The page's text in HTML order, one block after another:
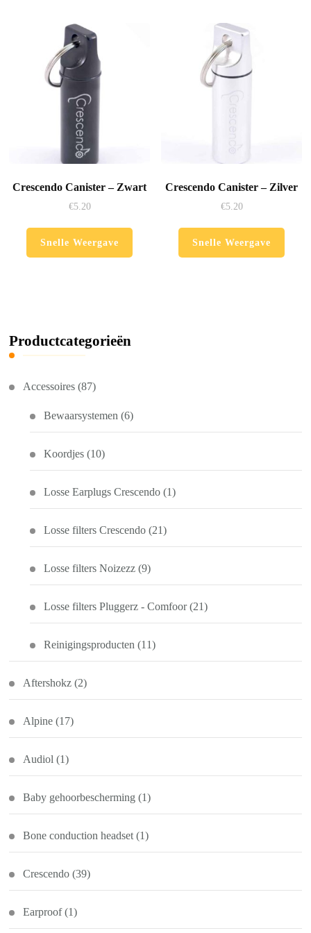
Crescendo Canister – Zwart
€5.20
Snelle Weergave
Crescendo Canister – Zilver
€5.20
Snelle Weergave
Productcategorieën
Accessoires (87)
Bewaarsystemen (6)
Koordjes (10)
Losse Earplugs Crescendo (1)
Losse filters Crescendo (21)
Losse filters Noizezz (9)
Losse filters Pluggerz - Comfoor (21)
Reinigingsproducten (11)
Aftershokz (2)
Alpine (17)
Audiol (1)
Baby gehoorbescherming (1)
Bone conduction headset (1)
Crescendo (39)
Earproof (1)